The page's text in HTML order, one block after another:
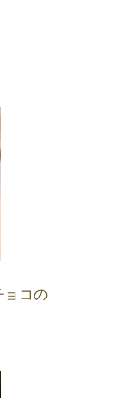
ョコの